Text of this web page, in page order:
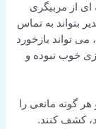
ای از مربیگری
بتواند به تماس
تواند بازخورد
خوب نبوده و
گونه مانعی را
کشف کنند.